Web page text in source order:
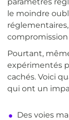
le moindre
Pourtant,
expérimentés
cachés. Voici
qui ont un
Des voies